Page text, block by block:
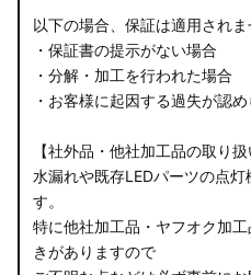
以下の場合、保証は適用されま
・保証書の提示がない場合
・分解・加工を行われた場合
・お客様に起因する過失が認
【社外品・他社加工品の取り扱
水漏れや既存LEDパーツの点
す。
特に他社加工品・ヤフオク加
きがありますので